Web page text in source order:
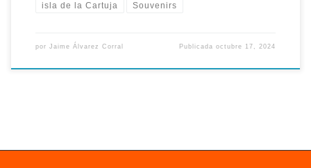
isla de la Cartuja Souvenirs
por Jaime Álvarez Corral Publicadaoctubre 17, 2024